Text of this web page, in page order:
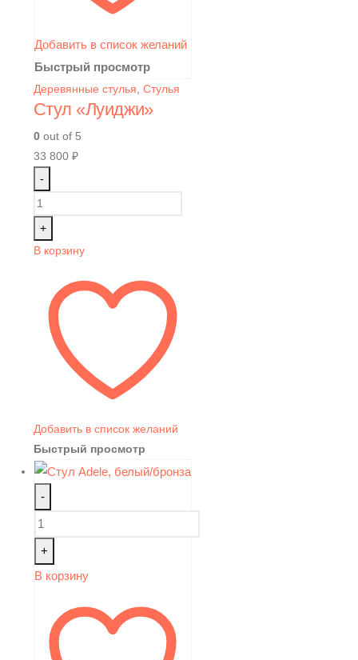
Добавить в список желаний
Быстрый просмотр
Деревянные стулья, Стулья
Стул «Луиджи»
0 out of 5
33 800 ₽
-
+
В корзину
Добавить в список желаний
Быстрый просмотр
-
+
В корзину